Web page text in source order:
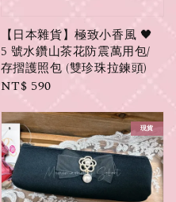
【日本雜貨】極致小香風 🖤
5 號水鑽山茶花防震萬用包/
存摺護照包 (雙珍珠拉鍊頭)
Regular
NT$ 590
現貨